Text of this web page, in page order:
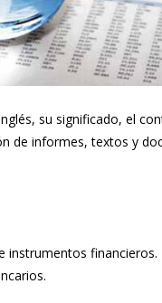
su significado, el
de informes, textos y
instrumentos financieros.